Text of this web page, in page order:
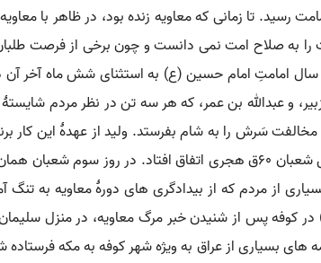
برادر به امامت رسید. تا زمانی که معاویه زنده بود، در
را به صلاح امت نمی دانست و چون برخی از فرصت
و عبدالله بن عمر، که هر سه تن در نظر مردم
سَرش را به شام بفرستد. ولید از عهدۀ این کار
مدینه بیرون رفت و به مکه پناه برد. این واقعه در اواخر رجب و اوایل شعبان
از مردم که از بیدادگری های دورۀ معاویه به تنگ
کوفه پس از شنیدن خبر مرگ معاویه، در منزل
های بسیاری از عراق به ویژه شهر کوفه به مکه